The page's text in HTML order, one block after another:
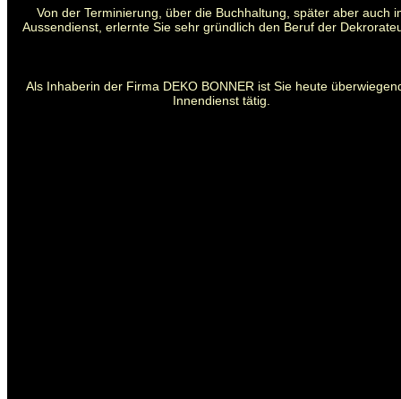
Von der Terminierung, über die Buchhaltung, später aber auch
Aussendienst, erlernte Sie sehr gründlich den Beruf der
Als Inhaberin der Firma DEKO BONNER ist Sie heute
Innendienst tätig.